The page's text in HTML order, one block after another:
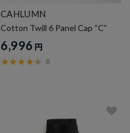
CAHLUMN
Cotton Twill 6 Panel Cap “C”
6,996 円
8